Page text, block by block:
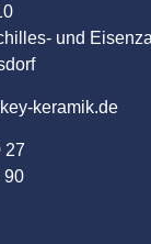
und
keramik.de
27
90